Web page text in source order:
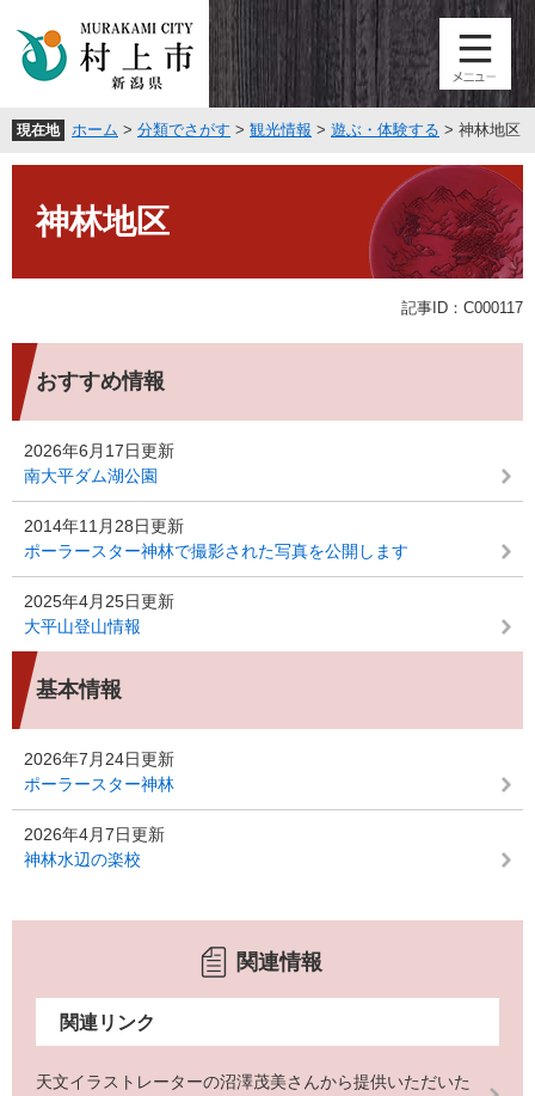
頭
で
飛
ば
現在地 ホーム > 分類でさがす > 観光情報 > 遊ぶ・体験する > 神林地区
神林地区
記事ID：C000117
おすすめ情報
2026年6月17日更新
南大平ダム湖公園
2014年11月28日更新
ポーラースター神林で撮影された写真を公開します
2025年4月25日更新
大平山登山情報
基本情報
2026年7月24日更新
ポーラースター神林
2026年4月7日更新
神林水辺の楽校
関連情報
関連リンク
天文イラストレーターの沼澤茂美さんから提供いただいた